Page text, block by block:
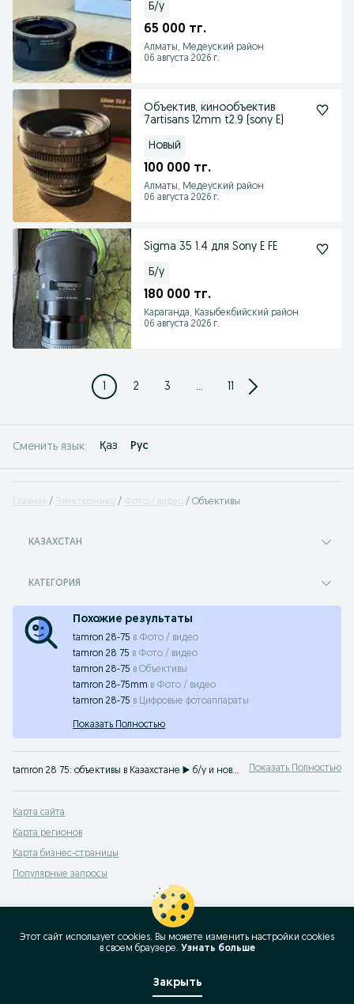
Б/у
65 000 тг.
Алматы, Медеуский район
06 августа 2026 г.
Объектив, кинообъектив
7artisans 12mm t2.9 (sony E)
Новый
100 000 тг.
Алматы, Медеуский район
06 августа 2026 г.
Sigma 35 1.4 для Sony E FE
Б/у
180 000 тг.
Караганда, Казыбекбийский район
06 августа 2026 г.
1 2 3 ... 11
Сменить язык: Қаз Рус
Главная Электроника Фото / видео Объективы
КАЗАХСТАН
КАТЕГОРИЯ
Похожие результаты
tamron 28-75 в Фото / видео
tamron 28 75 в Фото / видео
tamron 28-75 в Объективы
tamron 28-75mm в Фото / видео
tamron 28-75 в Цифровые фотоаппараты
Показать Полностью
tamron 28 75: объективы в Казахстане ▶️ б/у и новые ⭐ Широкий выбор фотообъективов по выгодной цене ⚡ Покупайте легко на OLX.kz! Показать Полностью
Карта сайта
Карта регионов
Карта бизнес-страницы
Популярные запросы
Этот сайт использует cookies. Вы можете изменить настройки cookies
в своeм браузере. Узнать больше
Закрыть